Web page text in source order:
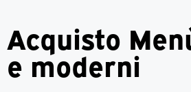
Acquisto
e moderni